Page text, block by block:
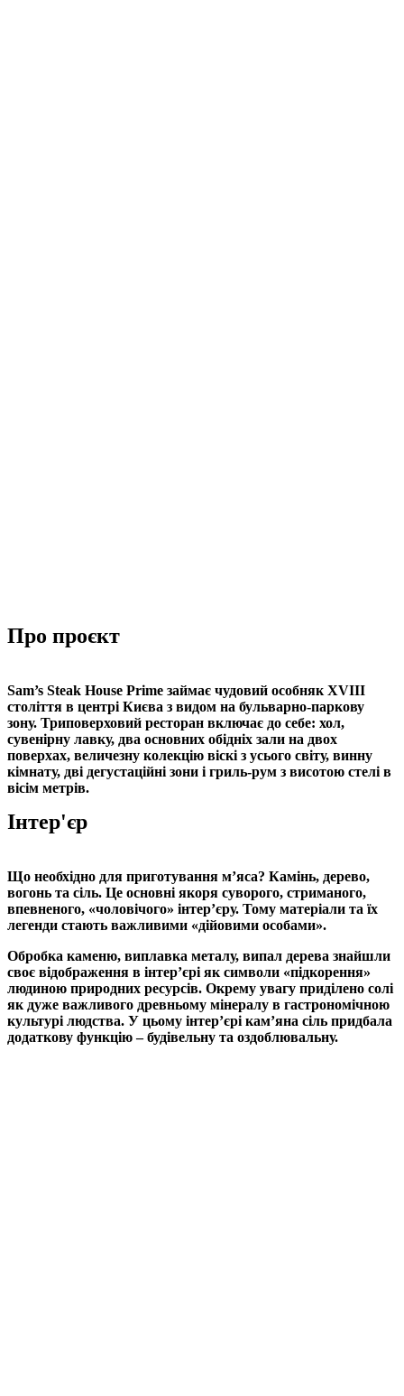
Про проєкт
Sam’s Steak House Prime займає чудовий особняк XVIII
століття в центрі Києва з видом на бульварно-паркову
зону. Триповерховий ресторан включає до себе: хол,
сувенірну лавку, два основних обідніх зали на двох
поверхах, величезну колекцію віскі з усього світу, винну
кімнату, дві дегустаційні зони і гриль-рум з висотою стелі в
вісім метрів.
Інтер'єр
Що необхідно для приготування м’яса? Камінь, дерево,
вогонь та сіль. Це основні якоря суворого, стриманого,
впевненого, «чоловічого» інтер’єру. Тому матеріали та їх
легенди стають важливими «дійовими особами».
Обробка каменю, виплавка металу, випал дерева знайшли
своє відображення в інтер’єрі як символи «підкорення»
людиною природних ресурсів. Окрему увагу приділено солі
як дуже важливого древньому мінералу в гастрономічною
культурі людства. У цьому інтер’єрі кам’яна сіль придбала
додаткову функцію – будівельну та оздоблювальну.